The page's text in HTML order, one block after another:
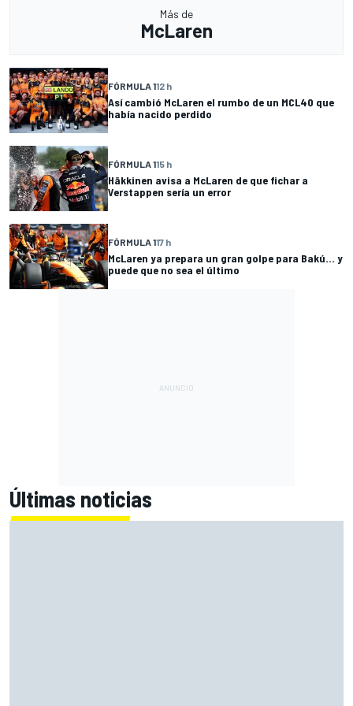
Más de
McLaren
FÓRMULA 112 h
Así cambió McLaren el rumbo de un MCL40 que
había nacido perdido
FÓRMULA 115 h
Häkkinen avisa a McLaren de que fichar a
Verstappen sería un error
FÓRMULA 117 h
McLaren ya prepara un gran golpe para Bakú... y
puede que no sea el último
Últimas noticias